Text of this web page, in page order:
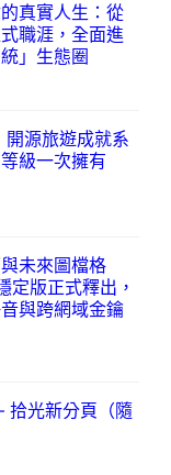
真實人生：從
職涯，全面進
」生態圈
開源旅遊成就系
級一次擁有
未來圖檔格
版正式釋出，
與跨網域金鑰
光新分頁（隨